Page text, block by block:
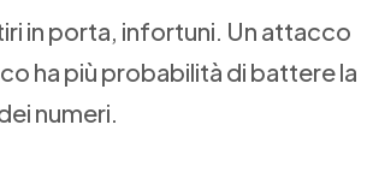
in porta, infortuni. Un attacco
ha più probabilità di battere la
numeri.